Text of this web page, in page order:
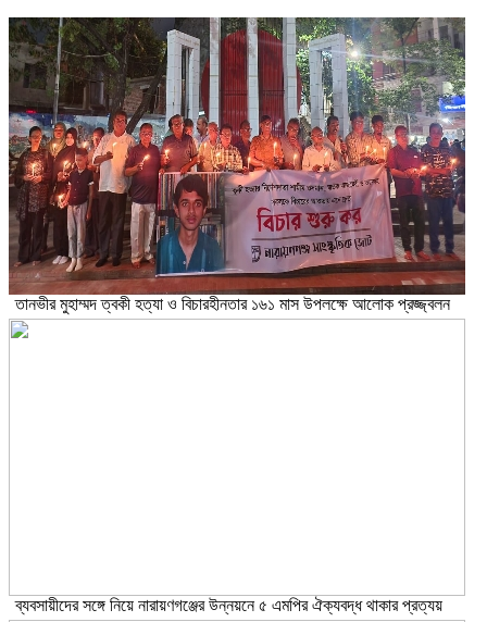
তানভীর মুহাম্মদ ত্বকী হত্যা ও বিচারহীনতার ১৬১ মাস উপলক্ষে আলোক প্রজ্জ্বলন
ব্যবসায়ীদের সঙ্গে নিয়ে নারায়ণগঞ্জের উন্নয়নে ৫ এমপির ঐক্যবদ্ধ থাকার প্রত্যয়